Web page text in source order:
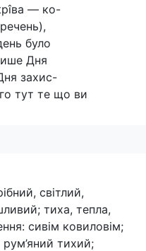
— ко-
було
Дня
захис-
тут те що ви
світлий,
тиха, тепла,
сивім ковиловім;
рум’яний тихий;